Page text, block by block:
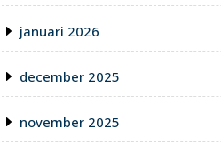
januari 2026
december 2025
november 2025